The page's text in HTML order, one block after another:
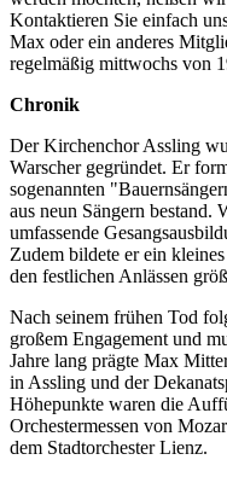
Kontaktieren Sie einfach
Max oder ein anderes
regelmäßig mittwochs von
Chronik
Der Kirchenchor Assling
Warscher gegründet. Er
sogenannten
aus neun Sängern bestand.
umfassende
Zudem bildete er ein
den festlichen Anlässen
Nach seinem frühen Tod
großem Engagement und
Jahre lang prägte Max
in Assling und der
Höhepunkte waren die
Orchestermessen von
dem Stadtorchester Lienz.